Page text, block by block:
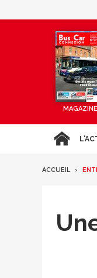
MAGAZINE
ACCUEIL